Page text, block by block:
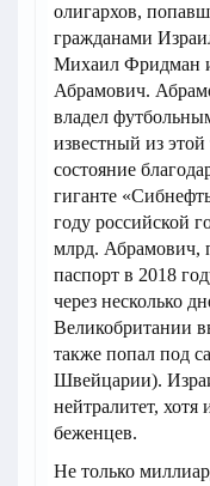
олигархов,
гражданами
Михаил Фридман
Абрамович.
владел
известный из
состояние
гиганте
году российской
млрд. Абрамович,
паспорт в 2018
через несколько
Великобритании
также попал под
Швейцарии).
нейтралитет,
беженцев.
Не только